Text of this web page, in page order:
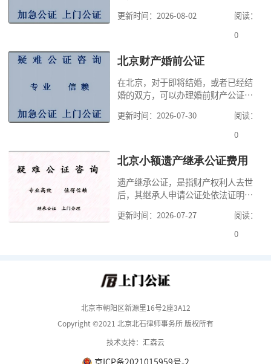
高公证事项的效力，固定证据，但是
很多人不知道在北京办理公证需要多
家，办理公证的时候除了需要按照公
道北京公证需要什么材料,北京公证需
要多少钱？北京公
更新时间：2026-08-02
阅读：
0
北京财产婚前公证
在北京，对于即将结婚，或者已经结
婚的双方，可以办理婚前财产公证，
式，可以避免个人财产引发的纠纷，
但是，在北京办理婚前财产公证，除
料外，公证咨询告诉大家，我们有必
京婚前财产公证机构？了解这些不仅
有利于我们根
更新时间：2026-07-30
阅读：
0
北京小额遗产继承公证费用
遗产继承公证，是指财产权利人去世
后，其继承人申请公证处依法证明继
的证明活动。通过公证，继承人可以
拿着享有继承权的公证书办理遗产过
费。我们在办理继承公证的时候，需
更新时间：2026-07-27
阅读：
0
北京市朝阳区新源里16号2座3A12
Copyright ©2021 北京北石律师事务所 版权所有
技术支持：汇森云